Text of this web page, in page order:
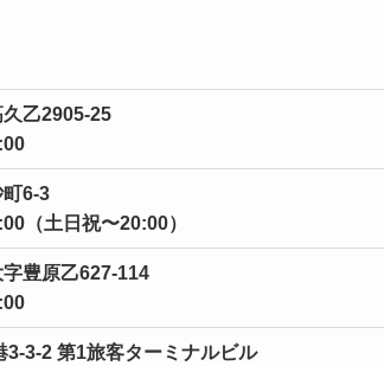
乙2905-25
6-3
（土日祝〜20:00）
豊原乙627-114
3-3-2 第1旅客ターミナルビル